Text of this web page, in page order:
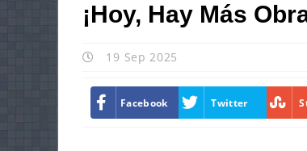
¡Hoy, Hay Más
19 Sep 2025
Facebook Twitter